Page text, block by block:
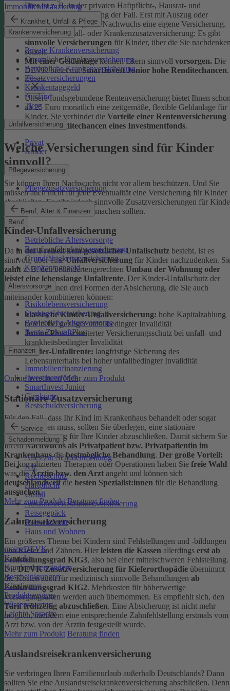
Immobilienfinanzierung
Krankheit, Unfall & Pflege
Krankenversicherung
Private Krankenversicherung
Gesetzliche Krankenversicherung
Betriebliche Krankenversicherung
Zusatzversicherungen
Krankentagegeld
Ausland
Tiere
Unfallversicherung
Privat
Kinder
Pflegeversicherung
Pflegezusatzversicherung
Beruf, Alter & Finanzen
Beruf
Betriebliche Altersvorsorge
Berufsunfähigkeitsversicherung
Grundfähigkeitsversicherung
Krankentagegeld
Altersvorsorge
Risikolebensversicherung
Sterbegeldversicherung
Betriebliche Altersvorsorge
Rente ZukunftPlus
Finanzen
Immobilienfinanzierung
Investmentfonds
SmartInvest Junior
Girokonto
Restschuldversicherung
Service
Schadenmeldung
Alles zur Schadenmeldung
Kfz
Rechtsschutz
Haftpflicht
Unfall
Auslandsreisekrankenversicherung
Reisegepäck
Reiserücktritt
Haus und Wohnen
meineDEVK
Kontakt
Kundendaten ändern
Bescheinigungen
Kündigung
Produktservices
Wissenswertes
Leichte Sprache
Dies ist z. B. in der privaten Haftpflicht-, Hausrat- und
Rechtsschutzversicherung der Fall. Erst mit Auszug oder
Berufsstart benötigt der Nachwuchs eine eigene Versicherung.
Ob Kinder-Unfall- oder Krankenzusatzversicherung: Es gibt
sinnvolle Versicherungen für Kinder, über die Sie
sollten.
Mit einer Geldanlagekönnen Eltern sinnvoll vorsorgen. Die
DEVK bietet mitSmartInvest Junior hohe Renditechancen.
Unsere fondsgebundene Rentenversicherung bietet Ihnen
ab 25 Euro monatlich eine zeitgemäße, flexible Geldanlage für
Kinder. Sie verbindet die Vorteile einer Rentenversicherung
mit denRenditechancen eines Investmentfonds.
Welche Versicherungen sind für Kinder
sinnvoll?
Sie können Ihren Nachwuchs nicht vor allem beschützen. Und Sie
müssen auch nicht für jede Eventualität eine Versicherung für Kinder
abschließen. Es gibt jedoch sinnvolle Zusatzversicherungen für
über die Sie sich Gedanken machen sollten.
Kinder-Unfallversicherung
Da in der Freizeit kein gesetzlicher Unfallschutz besteht, ist es
sinnvoll, über eineUnfallversicherung für Kinder nachzudenken.
zahlt z. B. den behindertengerechten Umbau der Wohnung oder
leistet eine lebenslange Unfallrente. Der Kinder-Unfallschutz der
DEVK bietet Ihnen drei Formen der Absicherung, die Sie auch
miteinander kombinieren können:
klassische Kinder-Unfallversicherung: hohe Kapitalzahlung
bereits bei geringer unfallbedingter Invalidität
Junior Plus:erweiterter Versicherungsschutz bei unfall- und
krankheitsbedingter Invalidität
Kinder-Unfallrente: langfristige Sicherung des
Lebensunterhalts bei hoher unfallbedingter Invalidität
Online berechnen Mehr zum Produkt
Stationäre Zusatzversicherung
Für den Fall, dass Ihr Kind im Krankenhaus behandelt oder sogar
operiert werden muss, sollten Sie überlegen, eine stationäre
Zusatzversicherung für Ihre Kinder abzuschließen. Damit sichern Sie
IhremNachwuchs als Privatpatient bzw. Privatpatientin im
Krankenhausdiebestmögliche Behandlung. Der große Vorteil:
Bei komplizierten Therapien oder Operationen haben Sie freie Wahl
was dieÄrztin bzw. den Arzt angeht und können sich
deutschlandweitdie besten Spezialist:innen für die Behandlung
aussuchen.
Mehr zum Produkt Beratung finden
Zahnzusatzversicherung
Ein größeres Thema bei Kindern sind Fehlstellungen und -bildungen
von Kiefer und Zähnen. Hier leisten die Kassen allerdings erst ab
Fehlstellungsgrad KIG3, also bei einer mittelschweren Fehlstellung.
DieDEVK-Zusatzversicherung für Kieferorthopädie übernimmt
die Kosten auch für medizinisch sinnvolle Behandlungen ab
Fehlstellungsgrad KIG2. Mehrkosten für höherwertige
Versorgungsarten werden auch übernommen. Es empfiehlt sich, den
Tarif frühzeitig abzuschließen. Eine Absicherung ist nicht mehr
möglich, nachdem eine entsprechende Zahnfehlstellung erstmals vom
Arzt bzw. von der Ärztin festgestellt wurde.
Mehr zum Produkt Beratung finden
Auslandsreisekrankenversicherung
Sie verbringen Ihren Familienurlaub außerhalb Deutschlands? Dann
sollten Sie eine Auslandsreisekrankenversicherung abschließen. Denn